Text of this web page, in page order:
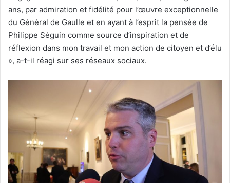
ans, par admiration et fidélité pour l’œuvre exceptionnelle
du Général de Gaulle et en ayant à l’esprit la pensée de
Philippe Séguin comme source d’inspiration et de
réflexion dans mon travail et mon action de citoyen et d’élu
», a-t-il réagi sur ses réseaux sociaux.